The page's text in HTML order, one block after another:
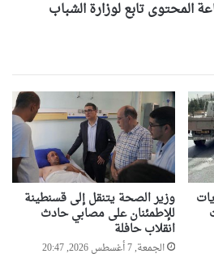
المحتوى تابع لوزارة الشباب
وزير الصحة يتنقل إلى قسنطينة
للإطمئنان على مصابي حادث
انقلاب حافلة
الجمعة, 7 أغسطس 2026, 20:47